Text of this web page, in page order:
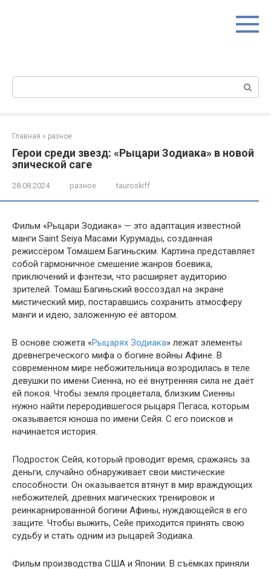
Поиск:
Главная » разное
Герои среди звезд: «Рыцари Зодиака» в новой
эпической саге
28.08.2024 разное tauroskiff
Фильм «Рыцари Зодиака» — это адаптация известной
манги Saint Seiya Масами Курумады, созданная
режиссёром Томашем Багиньским. Картина представляет
собой гармоничное смешение жанров боевика,
приключений и фэнтези, что расширяет аудиторию
зрителей. Томаш Багиньский воссоздал на экране
мистический мир, постаравшись сохранить атмосферу
манги и идею, заложенную её автором.
В основе сюжета «Рыцарях Зодиака» лежат элементы
древнегреческого мифа о богине войны Афине. В
современном мире небожительница возродилась в теле
девушки по имени Сиенна, но её внутренняя сила не даёт
ей покоя. Чтобы земля процветала, близким Сиенны
нужно найти переродившегося рыцаря Пегаса, которым
оказывается юноша по имени Сейя. С его поисков и
начинается история.
Подросток Сейя, который проводит время, сражаясь за
деньги, случайно обнаруживает свои мистические
способности. Он оказывается втянут в мир враждующих
небожителей, древних магических тренировок и
реинкарнированной богини Афины, нуждающейся в его
защите. Чтобы выжить, Сейе приходится принять свою
судьбу и стать одним из рыцарей Зодиака.
Фильм производства США и Японии. В съёмках приняли